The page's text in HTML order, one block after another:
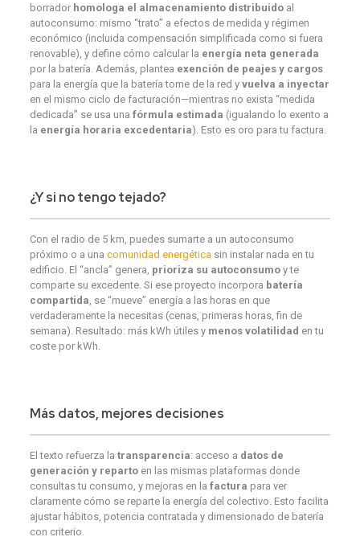
borrador homologa el almacenamiento distribuidoal
autoconsumo: mismo “trato” a efectos de medida y régimen
económico (incluida compensación simplificada como si fuera
renovable), y define cómo calcular la energía neta generada
por la batería. Además, plantea exención de peajes y cargos
para la energía que la batería tome de la red y vuelva a inyectar
en el mismo ciclo de facturación—mientras no exista “medida
dedicada” se usa una fórmula estimada (igualando lo exento a
la energía horaria excedentaria). Esto es oro para tu factura.
¿Y si no tengo tejado?
Con el radio de 5 km, puedes sumarte a un autoconsumo
próximo o a una comunidad energética sin instalar nada en tu
edificio. El “ancla” genera, prioriza su autoconsumoy te
comparte su excedente. Si ese proyecto incorpora batería
compartida , se “mueve” energía a las horas en que
verdaderamente la necesitas (cenas, primeras horas, fin de
semana). Resultado: más kWh útiles y menos volatilidad en tu
coste por kWh.
Más datos, mejores decisiones
El texto refuerza la transparencia: acceso a datos de
generación y repartoen las mismas plataformas donde
consultas tu consumo, y mejoras en la factura para ver
claramente cómo se reparte la energía del colectivo. Esto facilita
ajustar hábitos, potencia contratada y dimensionado de batería
con criterio.